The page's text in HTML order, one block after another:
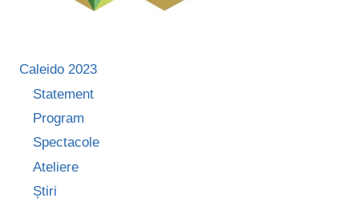
Caleido 2023
Statement
Program
Spectacole
Ateliere
Știri